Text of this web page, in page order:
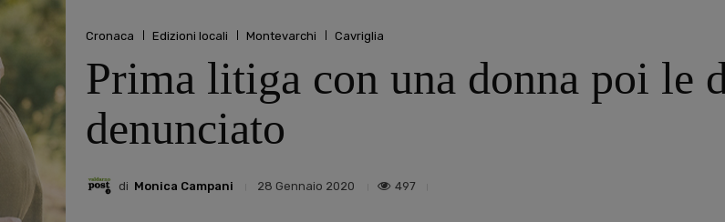
Cronaca Edizioni locali Montevarchi Cavriglia
Prima litiga con una donna poi le
denunciato
di Monica Campani 28 Gennaio 2020 497